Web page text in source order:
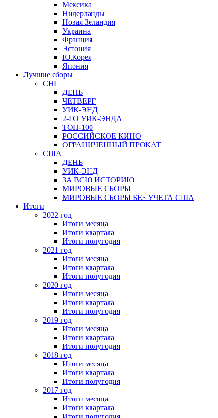
Мексика
Нидерланды
Новая Зеландия
Украина
Франция
Эстония
Ю.Корея
Япония
Лучшие сборы
СНГ
ДЕНЬ
ЧЕТВЕРГ
УИК-ЭНД
2-ГО УИК-ЭНДА
ТОП-100
РОССИЙСКОЕ КИНО
ОГРАНИЧЕННЫЙ ПРОКАТ
США
ДЕНЬ
УИК-ЭНД
ЗА ВСЮ ИСТОРИЮ
МИРОВЫЕ СБОРЫ
МИРОВЫЕ СБОРЫ БЕЗ УЧЕТА США
Итоги
2022 год
Итоги месяца
Итоги квартала
Итоги полугодия
2021 год
Итоги месяца
Итоги квартала
Итоги полугодия
2020 год
Итоги месяца
Итоги квартала
Итоги полугодия
2019 год
Итоги месяца
Итоги квартала
Итоги полугодия
2018 год
Итоги месяца
Итоги квартала
Итоги полугодия
2017 год
Итоги месяца
Итоги квартала
Итоги полугодия